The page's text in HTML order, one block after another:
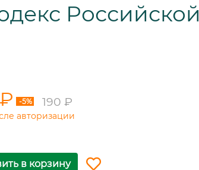
Российской
-5% 190 ₽
авторизации
в корзину